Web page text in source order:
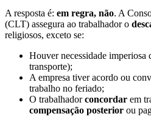
A resposta é: em regra, não. A
(CLT) assegura ao trabalhador o
religiosos, exceto se:
Houver necessidade imperiosa
transporte);
A empresa tiver acordo ou
trabalho no feriado;
O trabalhadorconcordar em
compensação posterior ou